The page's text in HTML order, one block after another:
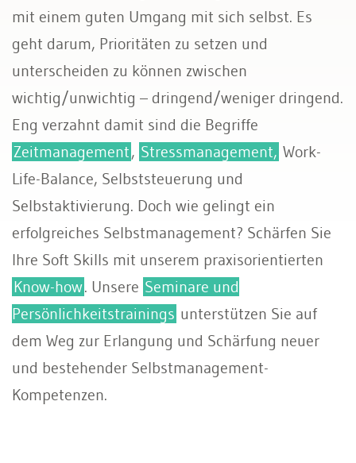
mit einem guten Umgang mit sich selbst. Es
geht darum, Prioritäten zu setzen und
unterscheiden zu können zwischen
wichtig/unwichtig – dringend/weniger dringend.
Eng verzahnt damit sind die Begriffe
Zeitmanagement, Stressmanagement, Work-
Life-Balance, Selbststeuerung und
Selbstaktivierung. Doch wie gelingt ein
erfolgreiches Selbstmanagement? Schärfen Sie
Ihre Soft Skills mit unserem praxisorientierten
Know-how. Unsere Seminare und
Persönlichkeitstrainings unterstützen Sie auf
dem Weg zur Erlangung und Schärfung neuer
und bestehender Selbstmanagement-
Kompetenzen.